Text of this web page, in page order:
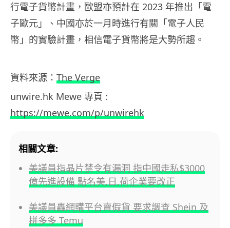
行電子貨幣計畫，歐盟亦預計在 2023 年推出「電
子歐元」、中國亦於一月時進行有關「電子人民
幣」的實驗計畫，相信電子貨幣將是大勢所趨。
資料來源： The Verge
unwire.hk Mewe 專頁 :
https://mewe.com/p/unwirehk
相關文章:
美議員指晶片禁令有漏洞 指中國走私$3000
億先進設備 點名美,日,荷企業要改正
美議員轟網購平台賣假貨 要求調查 Shein 及
拼多多 Temu